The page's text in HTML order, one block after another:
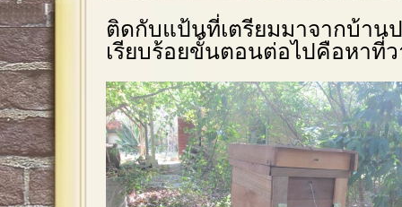
ติดกับแป้นที่เตรียมมาจากบ้าน
เรียบร้อยขั้นตอนต่อไปคือหาที่ว